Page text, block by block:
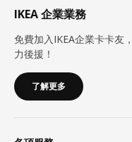
IKEA 企業業務
免費加入IKEA企業卡卡友
力後援！
了解更多